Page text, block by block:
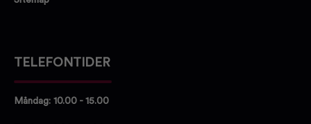
TELEFONTIDER
Måndag: 10.00 - 15.00